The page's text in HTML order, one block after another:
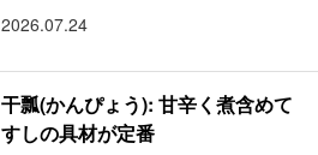
2026.07.24
干瓢(かんぴょう): 甘辛く煮含めて
すしの具材が定番